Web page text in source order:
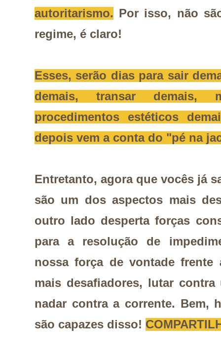
autoritarismo. Por isso, não
regime, é claro!
Esses, serão dias para sair
demais, transar demais,
procedimentos estéticos
depois vem a conta do "pé na
Entretanto, agora que vocês já
são um dos aspectos mais
outro lado desperta forças
para a resolução de
nossa força de vontade frente
mais desafiadores, lutar
nadar contra a corrente. Bem,
são capazes disso!